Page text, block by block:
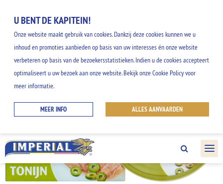
U BENT DE KAPITEIN!
Onze website maakt gebruik van cookies. Dankzij deze cookies kunnen we u
inhoud en promoties aanbieden op basis van uw interesses én onze website
verbeteren op basis van de bezoekersstatistieken. Indien u de cookies accepteert
optimaliseert u uw bezoek aan onze website. Bekijk onze Cookie Policy voor
meer informatie.
MEER INFO ALLES AANVAARDEN